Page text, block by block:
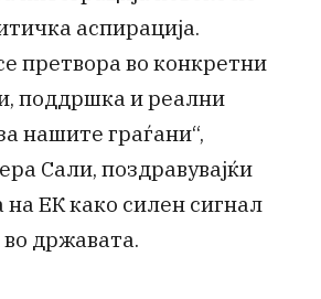
аспирација.
претвора во конкретни
поддршка и реални
нашите граѓани“,
Сали, поздравувајќи
на ЕК како силен сигнал
државата.